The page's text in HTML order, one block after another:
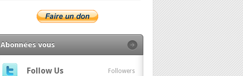
Abonnées vous
Follow Us Followers